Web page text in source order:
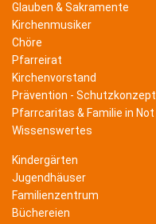
Glauben & Sakramente
Kirchenmusiker
Chöre
Pfarreirat
Kirchenvorstand
Prävention - Schutzkonzept
Pfarrcaritas & Familie in Not
Wissenswertes
Kindergärten
Jugendhäuser
Familienzentrum
Büchereien